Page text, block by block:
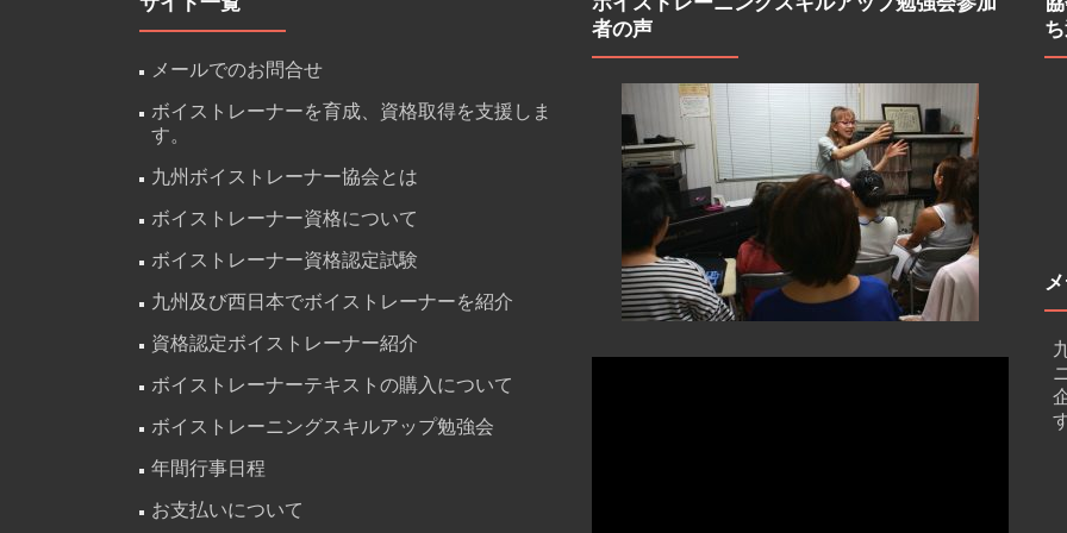
メールでのお問合せ
ボイストレーナーを育成、資格取得を支援しま
す。
九州ボイストレーナー協会とは
ボイストレーナー資格について
ボイストレーナー資格認定試験
九州及び西日本でボイストレーナーを紹介
資格認定ボイストレーナー紹介
ボイストレーナーテキストの購入について
ボイストレーニングスキルアップ勉強会
年間行事日程
お支払いについて
者の声